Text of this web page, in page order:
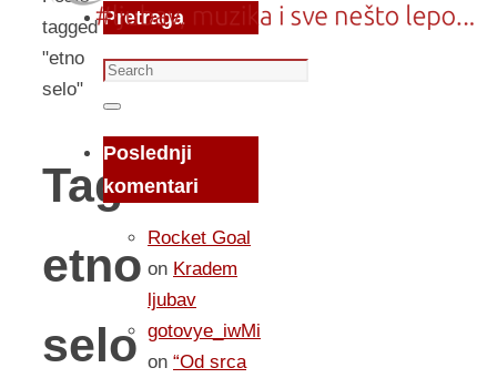
tagged
"etno
selo"
Tag:
etno
selo
Pretraga
Search
for:
Search
Poslednji
komentari
Rocket Goal
on Kradem
ljubav
gotovye_iwMi
on “Od srca